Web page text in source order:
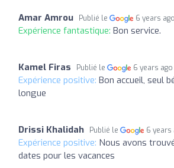
Amar Amrou Publié le 6 years ago
Expérience fantastique: Bon service.
Kamel Firas Publié le 6 years ago
Expérience positive: Bon accueil, seul
longue
Drissi Khalidah Publié le 6 years
Expérience positive: Nous avons
dates pour les vacances